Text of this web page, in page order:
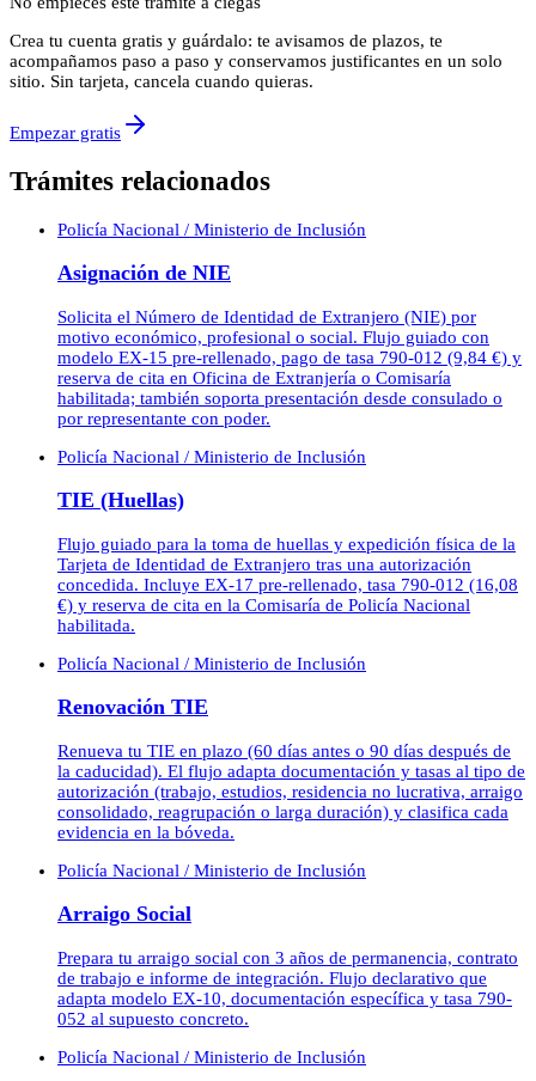
Crea tu cuenta gratis y guárdalo: te avisamos de plazos, te
acompañamos paso a paso y conservamos justificantes en un solo
sitio. Sin tarjeta, cancela cuando quieras.
Empezar gratis
Trámites relacionados
Policía Nacional / Ministerio de Inclusión
Asignación de NIE
Solicita el Número de Identidad de Extranjero (NIE) por
motivo económico, profesional o social. Flujo guiado con
modelo EX-15 pre-rellenado, pago de tasa 790-012 (9,84 €) y
reserva de cita en Oficina de Extranjería o Comisaría
habilitada; también soporta presentación desde consulado o
por representante con poder.
Policía Nacional / Ministerio de Inclusión
TIE (Huellas)
Flujo guiado para la toma de huellas y expedición física de la
Tarjeta de Identidad de Extranjero tras una autorización
concedida. Incluye EX-17 pre-rellenado, tasa 790-012 (16,08
€) y reserva de cita en la Comisaría de Policía Nacional
habilitada.
Policía Nacional / Ministerio de Inclusión
Renovación TIE
Renueva tu TIE en plazo (60 días antes o 90 días después de
la caducidad). El flujo adapta documentación y tasas al tipo de
autorización (trabajo, estudios, residencia no lucrativa, arraigo
consolidado, reagrupación o larga duración) y clasifica cada
evidencia en la bóveda.
Policía Nacional / Ministerio de Inclusión
Arraigo Social
Prepara tu arraigo social con 3 años de permanencia, contrato
de trabajo e informe de integración. Flujo declarativo que
adapta modelo EX-10, documentación específica y tasa 790-
052 al supuesto concreto.
Policía Nacional / Ministerio de Inclusión